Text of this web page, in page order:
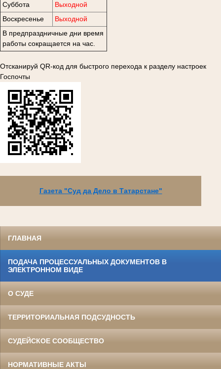
Суббота
Выходной
Воскресенье
Выходной
В предпраздничные дни время
работы сокращается на час.
Отсканируй QR-код для быстрого перехода к разделу настроек
Госпочты
Газета "Суд да Дело в Татарстане"
ГЛАВНАЯ
ПОДАЧА ПРОЦЕССУАЛЬНЫХ ДОКУМЕНТОВ В
ЭЛЕКТРОННОМ ВИДЕ
О СУДЕ
ТЕРРИТОРИАЛЬНАЯ ПОДСУДНОСТЬ
СУДЕЙСКОЕ СООБЩЕСТВО
НОРМАТИВНЫЕ АКТЫ